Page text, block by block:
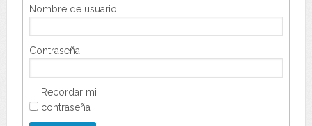
Nombre de usuario:
Contraseña:
Recordar mi
contraseña